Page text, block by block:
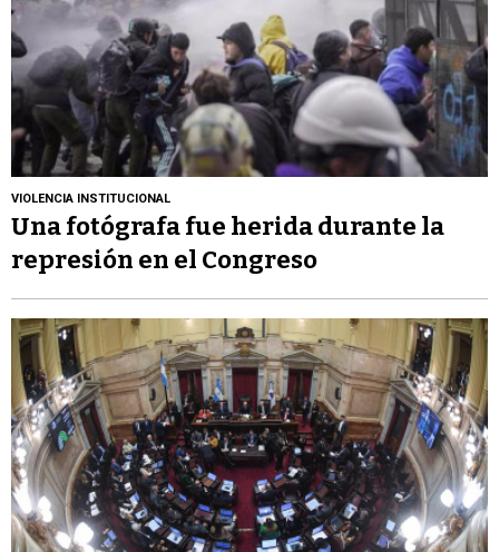
VIOLENCIA INSTITUCIONAL
Una fotógrafa fue herida durante la
represión en el Congreso